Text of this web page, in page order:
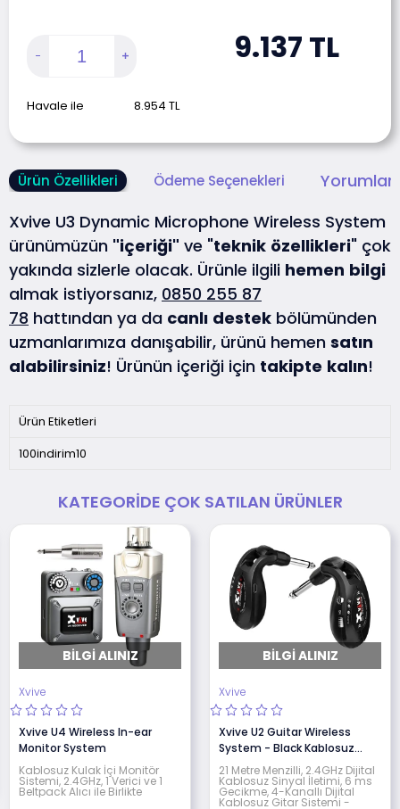
9.137 TL
Havale ile 8.954 TL
Ürün Özellikleri Ödeme Seçenekleri
Xvive U3 Dynamic Microphone Wireless System
ürünümüzün "içeriği" ve "teknik özellikleri" çok
yakında sizlerle olacak. Ürünle ilgili hemen bilgi
almak istiyorsanız, 0850 255 87
78 hattından ya da canlı destek bölümünden
uzmanlarımıza danışabilir, ürünü hemen satın
alabilirsiniz! Ürünün içeriği için takipte kalın!
Ürün Etiketleri
100indirim10
KATEGORIDE ÇOK SATILAN ÜRÜNLER
BILGI ALINIZ
Xvive
Xvive U4 Wireless In-ear
Monitor System
Kablosuz Kulak İçi Monitör
Sistemi, 2.4GHz, 1 Verici ve 1
Beltpack Alıcı ile Birlikte
BILGI ALINIZ
Xvive
Xvive U2 Guitar Wireless
System - Black Kablosuz
Sinyal Aktarıcı Gitar
21 Metre Menzilli, 2.4GHz Dijital
Kablosuz Sinyal İletimi, 6 ms
Gecikme, 4-Kanallı Dijital
Kablosuz Gitar Sistemi -